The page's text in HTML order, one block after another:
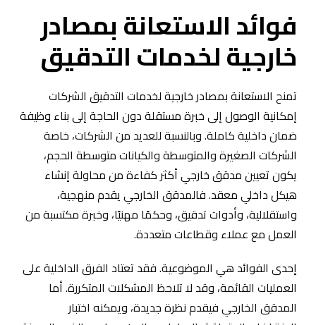
فوائد الاستعانة بمصادر
خارجية لخدمات التدقيق
تمنح الاستعانة بمصادر خارجية لخدمات التدقيق الشركات
إمكانية الوصول إلى خبرة مستقلة دون الحاجة إلى بناء وظيفة
ضمان داخلية كاملة. وبالنسبة للعديد من الشركات، خاصة
الشركات الصغيرة والمتوسطة والكيانات متوسطة الحجم،
يكون تعيين مدقق خارجي أكثر كفاءة من محاولة إنشاء
هيكل داخلي معقد. فالمدقق الخارجي يقدم منهجية،
واستقلالية، وأدوات تدقيق، وحكمًا مهنيًا، وخبرة مكتسبة من
العمل مع عملاء وقطاعات متعددة.
إحدى الفوائد هي الموضوعية. فقد تعتاد الفرق الداخلية على
العمليات القائمة، وقد لا تلاحظ المشكلات المتكررة. أما
المدقق الخارجي فيقدم نظرة جديدة، ويمكنه اختبار